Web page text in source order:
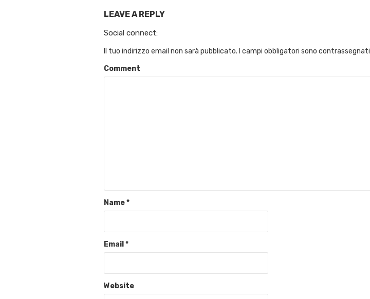
LEAVE A REPLY
Social connect:
Il tuo indirizzo email non sarà pubblicato. I campi obbligatori sono contrassegnati
Comment
Name*
Email *
Website